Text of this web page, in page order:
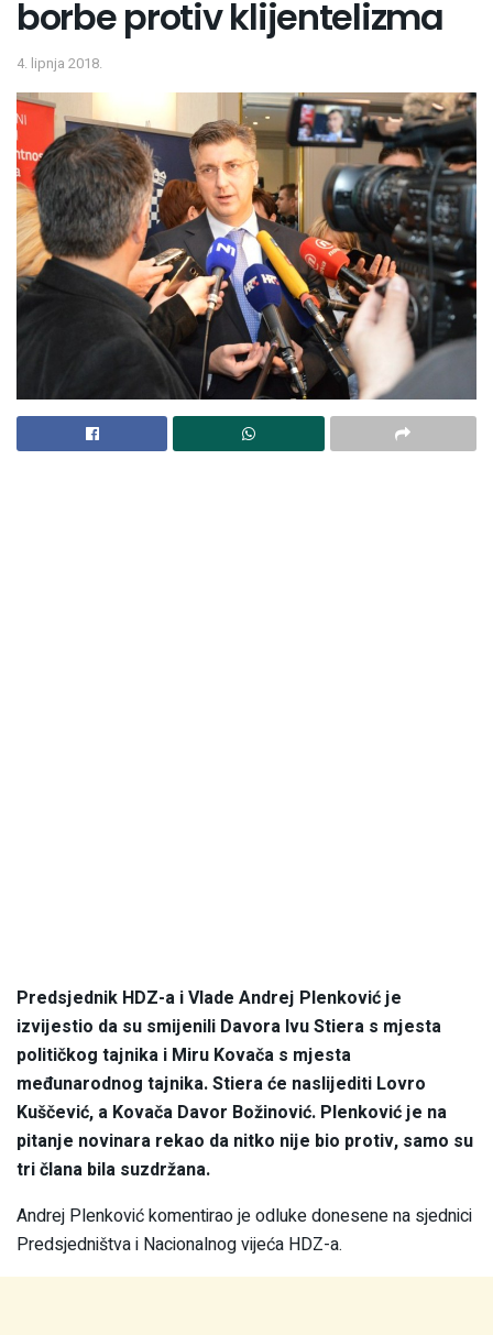
borbe protiv klijentelizma
4. lipnja 2018.
Predsjednik HDZ-a i Vlade Andrej Plenković je
izvijestio da su smijenili Davora Ivu Stiera s mjesta
političkog tajnika i Miru Kovača s mjesta
međunarodnog tajnika. Stiera će naslijediti Lovro
Kuščević, a Kovača Davor Božinović. Plenković je na
pitanje novinara rekao da nitko nije bio protiv, samo su
tri člana bila suzdržana.
Andrej Plenković komentirao je odluke donesene na sjednici
Predsjedništva i Nacionalnog vijeća HDZ-a.